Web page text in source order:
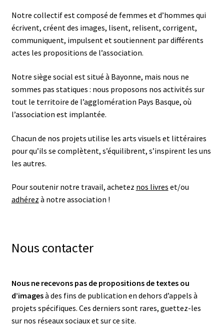
Notre collectif est composé de femmes et d’hommes qui
écrivent, créent des images, lisent, relisent, corrigent,
communiquent, impulsent et soutiennent par différents
actes les propositions de l’association.
Notre siège social est situé à Bayonne, mais nous ne
sommes pas statiques : nous proposons nos activités sur
tout le territoire de l’agglomération Pays Basque, où
l’association est implantée.
Chacun de nos projets utilise les arts visuels et littéraires
pour qu’ils se complètent, s’équilibrent, s’inspirent les uns
les autres.
Pour soutenir notre travail, achetez nos livres et/ou
adhérez à notre association !
Nous contacter
Nous ne recevons pas de propositions de textes ou
d’imagesà des fins de publication en dehors d’appels à
projets spécifiques. Ces derniers sont rares, guettez-les
sur nos réseaux sociaux et sur ce site.